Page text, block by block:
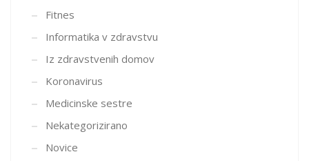
Fitnes
Informatika v zdravstvu
Iz zdravstvenih domov
Koronavirus
Medicinske sestre
Nekategorizirano
Novice